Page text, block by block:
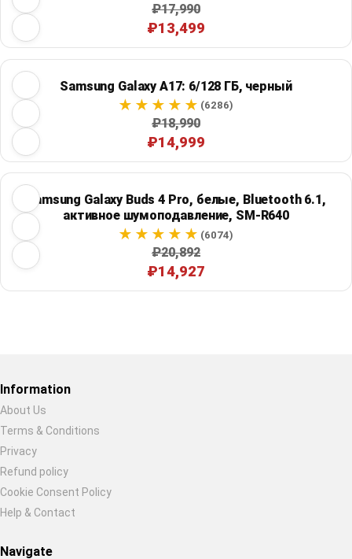
₽17,990
₽13,499
Samsung Galaxy A17: 6/128 ГБ, черный
(6286)
₽18,990
₽14,999
Samsung Galaxy Buds 4 Pro, белые, Bluetooth 6.1,
активное шумоподавление, SM-R640
(6074)
₽20,892
₽14,927
Information
About Us
Terms & Conditions
Privacy
Refund policy
Cookie Consent Policy
Help & Contact
Navigate